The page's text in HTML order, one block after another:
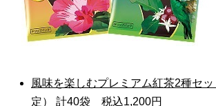
風味を楽しむプレミアム紅茶2種セッ
定） 計40袋 税込1,200円